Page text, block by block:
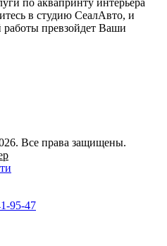
в студию СеалАвто, и
работы превзойдет Ваши
Все права защищены.
95-47